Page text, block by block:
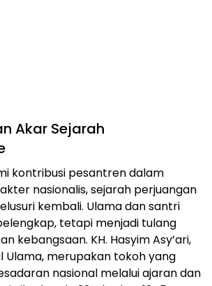
Akar Sejarah
kontribusi pesantren dalam
nasionalis, sejarah perjuangan
kembali. Ulama dan santri
tetapi menjadi tulang
kebangsaan. KH. Hasyim Asy’ari,
Ulama, merupakan tokoh yang
nasional melalui ajaran dan